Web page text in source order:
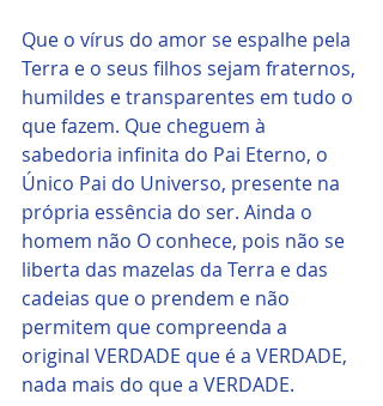
Que o vírus do amor se espalhe pela
Terra e o seus filhos sejam fraternos,
humildes e transparentes em tudo o
que fazem. Que cheguem à
sabedoria infinita do Pai Eterno, o
Único Pai do Universo, presente na
própria essência do ser. Ainda o
homem não O conhece, pois não se
liberta das mazelas da Terra e das
cadeias que o prendem e não
permitem que compreenda a
original VERDADE que é a VERDADE,
nada mais do que a VERDADE.